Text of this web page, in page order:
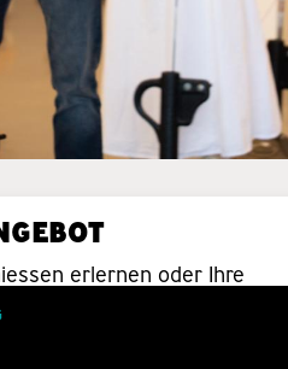
erlernen oder Ihre
Da sind Sie bei uns